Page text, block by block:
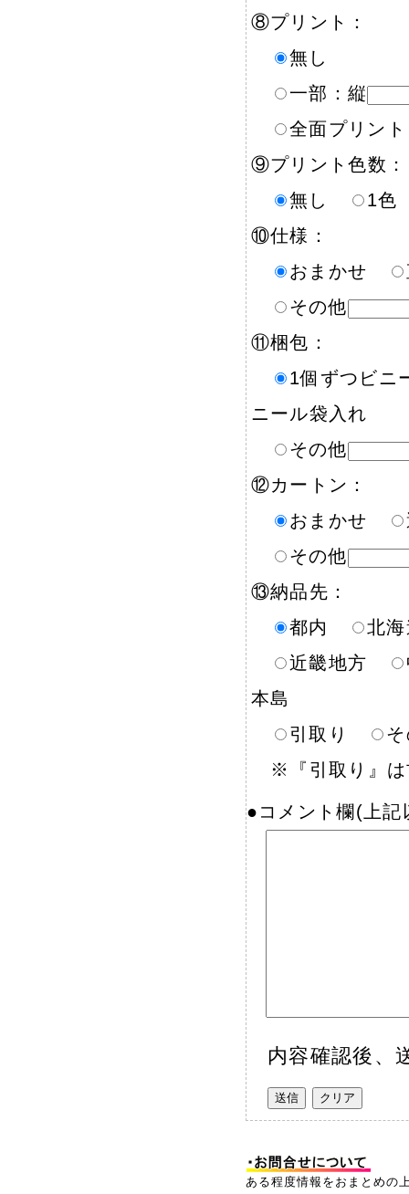
⑧プリント：
無し
一部：縦
全面プリント
⑨プリント色数：
無し
1
⑩仕様：
おまかせ
その他
⑪梱包：
1個ずつビ
ニール袋入れ
その他
⑫カートン：
おまかせ
その他
⑬納品先：
都内
北
近畿地方
本島
引取り
※『引取り』は
●コメント欄(上記
内容確認後、
ある程度情報をおまとめの